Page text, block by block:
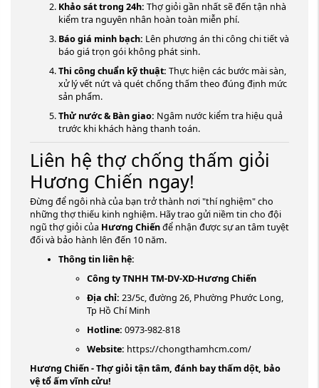
Khảo sát trong 24h: Thợ giỏi gần nhất sẽ đến tận nhà
kiểm tra nguyên nhân hoàn toàn miễn phí.
Báo giá minh bạch: Lên phương án thi công chi tiết và
báo giá trọn gói không phát sinh.
Thi công chuẩn kỹ thuật: Thực hiện các bước mài sàn,
xử lý vết nứt và quét chống thấm theo đúng định mức
sản phẩm.
Thử nước & Bàn giao: Ngâm nước kiểm tra hiệu quả
trước khi khách hàng thanh toán.
Liên hệ thợ chống thấm giỏi
Hương Chiến ngay!
Đừng để ngôi nhà của bạn trở thành nơi "thí nghiệm" cho
những thợ thiếu kinh nghiệm. Hãy trao gửi niềm tin cho đội
ngũ thợ giỏi của Hương Chiếnđể nhận được sự an tâm tuyệt
đối và bảo hành lên đến 10 năm.
Thông tin liên hệ:
Công ty TNHH TM-DV-XD-Hương Chiến
Địa chỉ: 23/5c, đường 26, Phường Phước Long,
Tp Hồ Chí Minh
Hotline: 0973-982-818
Website: https://chongthamhcm.com/
Hương Chiến - Thợ giỏi tận tâm, đánh bay thấm dột, bảo
vệ tổ ấm vĩnh cửu!